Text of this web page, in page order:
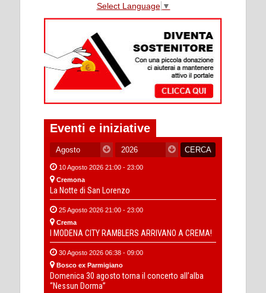
Select Language ▼
Eventi e iniziative
10 Agosto 2026 21:00 - 23:00
Cremona
La Notte di San Lorenzo
25 Agosto 2026 21:00 - 23:00
Crema
I MODENA CITY RAMBLERS ARRIVANO A CREMA!
30 Agosto 2026 06:38 - 09:00
Bosco ex Parmigiano
Domenica 30 agosto torna il concerto all’alba
“Nessun Dorma”